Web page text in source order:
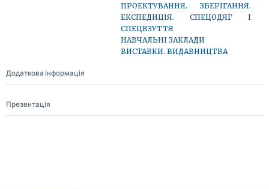
ПРОЕКТУВАННЯ. ЗБЕРІГАННЯ.
ЕКСПЕДИЦІЯ. СПЕЦОДЯГ І
СПЕЦВЗУТТЯ
НАВЧАЛЬНІ ЗАКЛАДИ
ВИСТАВКИ. ВИДАВНИЦТВА
Додаткова інформація
Презентація